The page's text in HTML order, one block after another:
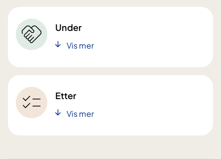
Under
Vis mer
Etter
Vis mer